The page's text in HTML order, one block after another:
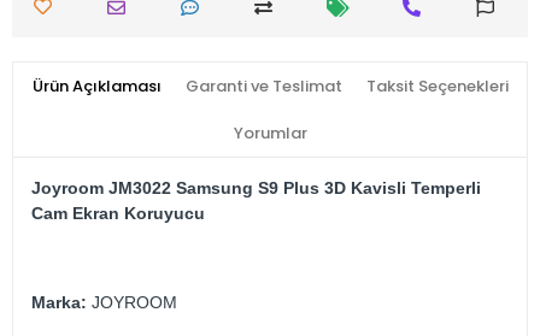
Ürün Açıklaması Garanti ve Teslimat Taksit Seçenekleri
Yorumlar
Joyroom JM3022 Samsung S9 Plus 3D Kavisli Temperli
Cam Ekran Koruyucu
Marka: JOYROOM